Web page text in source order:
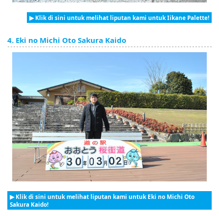
▶ Klik di sini untuk melihat liputan kami untuk Iikane Palette!
4. Eki no Michi Oto Sakura Kaido
▶ Klik di sini untuk melihat liputan kami untuk Eki no Michi Oto
Sakura Kaido!